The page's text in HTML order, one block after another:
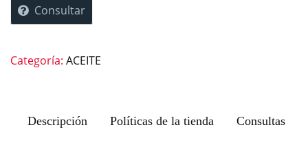
Consultar
Categoría: ACEITE
Descripción Políticas de la tienda Consultas